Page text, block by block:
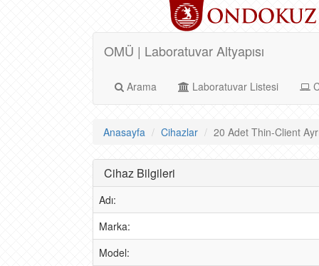
OMÜ | Laboratuvar Altyapısı
Arama Laboratuvar Listesi
Anasayfa Cihazlar 20 Adet Thin-Client
Cihaz Bilgileri
Adı:
Marka:
Model: